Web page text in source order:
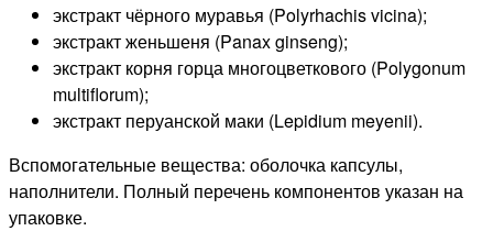
экстракт чёрного муравья (Polyrhachis vicina);
экстракт женьшеня (Panax ginseng);
экстракт корня горца многоцветкового (Polygonum
multiflorum);
экстракт перуанской маки (Lepidium meyenii).
Вспомогательные вещества: оболочка капсулы,
наполнители. Полный перечень компонентов указан на
упаковке.